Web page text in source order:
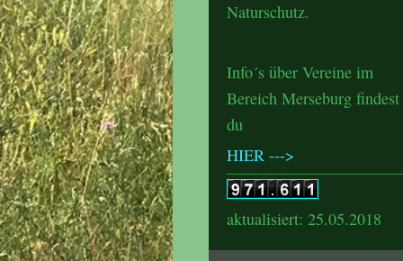
Naturschutz.
Info´s über Vereine im
Bereich Merseburg findest
du
HIER --->
aktualisiert: 25.05.2018